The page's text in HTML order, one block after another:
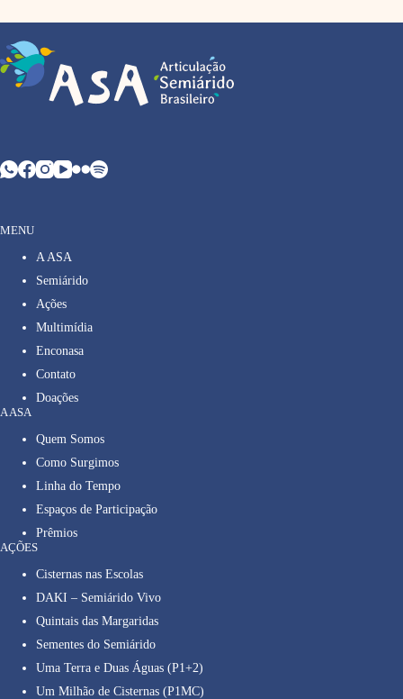
MENU
A ASA
Semiárido
Ações
Multimídia
Enconasa
Contato
Doações
A ASA
Quem Somos
Como Surgimos
Linha do Tempo
Espaços de Participação
Prêmios
AÇÕES
Cisternas nas Escolas
DAKI – Semiárido Vivo
Quintais das Margaridas
Sementes do Semiárido
Uma Terra e Duas Águas (P1+2)
Um Milhão de Cisternas (P1MC)